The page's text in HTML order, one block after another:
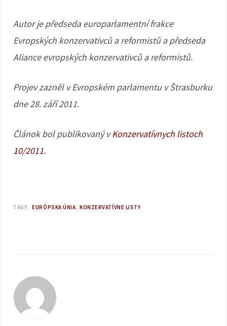
Autor je předseda europarlamentní frakce
Evropských konzervativců a reformistů a předseda
Aliance evropských konzervativců a reformistů.
Projev zazněl v Evropském parlamentu v Štrasburku
dne 28. září 2011.
Článok bol publikovaný vKonzervatívnych listoch
10/2011.
TAGY: EURÓPSKA ÚNIA KONZERVATÍVNE LISTY